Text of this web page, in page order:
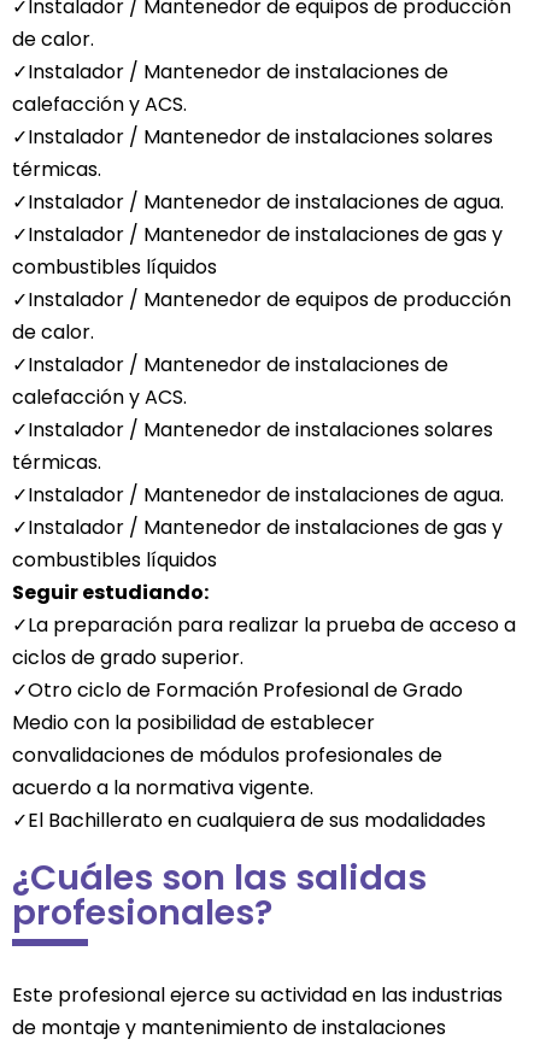
✓Instalador / Mantenedor de equipos de producción
de calor.
✓Instalador / Mantenedor de instalaciones de
calefacción y ACS.
✓Instalador / Mantenedor de instalaciones solares
térmicas.
✓Instalador / Mantenedor de instalaciones de agua.
✓Instalador / Mantenedor de instalaciones de gas y
combustibles líquidos
✓Instalador / Mantenedor de equipos de producción
de calor.
✓Instalador / Mantenedor de instalaciones de
calefacción y ACS.
✓Instalador / Mantenedor de instalaciones solares
térmicas.
✓Instalador / Mantenedor de instalaciones de agua.
✓Instalador / Mantenedor de instalaciones de gas y
combustibles líquidos
Seguir estudiando:
✓La preparación para realizar la prueba de acceso a
ciclos de grado superior.
✓Otro ciclo de Formación Profesional de Grado
Medio con la posibilidad de establecer
convalidaciones de módulos profesionales de
acuerdo a la normativa vigente.
✓El Bachillerato en cualquiera de sus modalidades
¿Cuáles son las salidas
profesionales?
Este profesional ejerce su actividad en las industrias
de montaje y mantenimiento de instalaciones